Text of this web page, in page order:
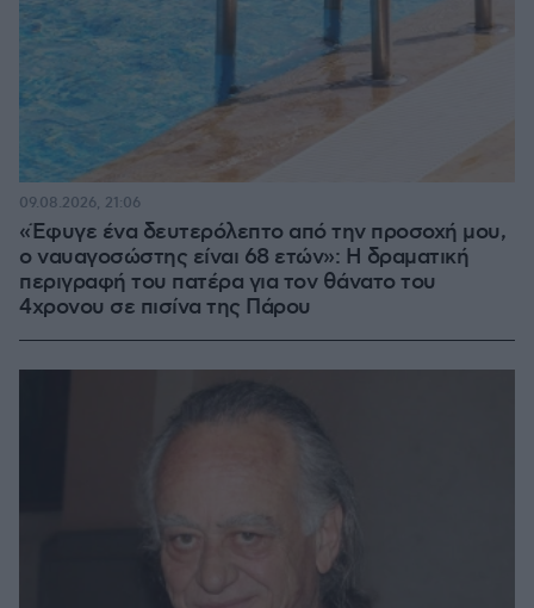
«Έφυγε ένα δευτερόλεπτο από την προσοχή μου,
ο ναυαγοσώστης είναι 68 ετών»: Η δραματική
περιγραφή του πατέρα για τον θάνατο του
4χρονου σε πισίνα της Πάρου
09.08.2026, 21:06